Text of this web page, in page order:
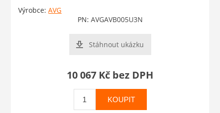
Výrobce: AVG
PN: AVGAVB005U3N
Stáhnout ukázku
10 067 Kč bez DPH
KOUPIT